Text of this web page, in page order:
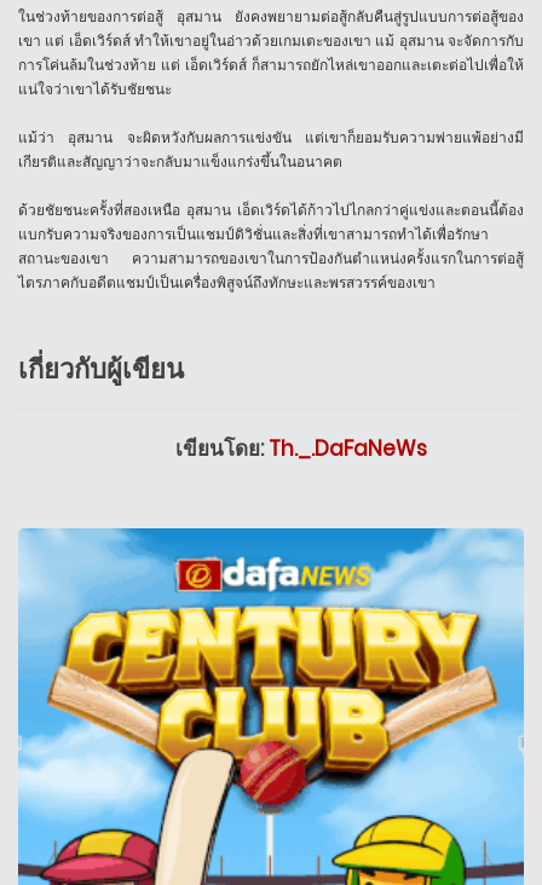
ในช่วงท้ายของการต่อสู้ อุสมาน ยังคงพยายามต่อสู้กลับคืนสู่รูปแบบการต่อสู้ของ
เขา แต่ เอ็ดเวิร์ดส์ ทำให้เขาอยู่ในอ่าวด้วยเกมเตะของเขา แม้ อุสมาน จะจัดการกับ
การโค่นล้มในช่วงท้าย แต่ เอ็ดเวิร์ดส์ ก็สามารถยักไหล่เขาออกและเตะต่อไปเพื่อให้
แน่ใจว่าเขาได้รับชัยชนะ
แม้ว่า อุสมาน จะผิดหวังกับผลการแข่งขัน แต่เขาก็ยอมรับความพ่ายแพ้อย่างมี
เกียรติและสัญญาว่าจะกลับมาแข็งแกร่งขึ้นในอนาคต
ด้วยชัยชนะครั้งที่สองเหนือ อุสมาน เอ็ดเวิร์ดได้ก้าวไปไกลกว่าคู่แข่งและตอนนี้ต้อง
แบกรับความจริงของการเป็นแชมป์ดิวิชั่นและสิ่งที่เขาสามารถทำได้เพื่อรักษา
สถานะของเขา ความสามารถของเขาในการป้องกันตำแหน่งครั้งแรกในการต่อสู้
ไตรภาคกับอดีตแชมป์เป็นเครื่องพิสูจน์ถึงทักษะและพรสวรรค์ของเขา
เกี่ยวกับผู้เขียน
เขียนโดย:Th._.DaFaNeWs